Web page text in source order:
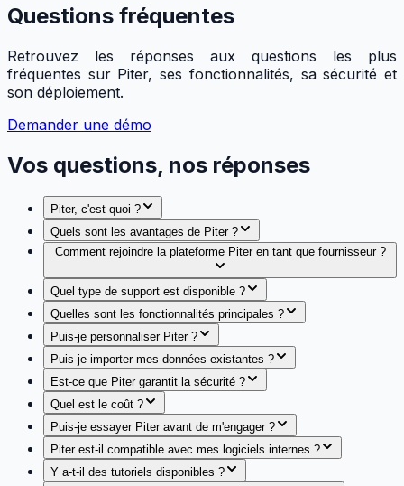
Questions fréquentes
Retrouvez les réponses aux questions les plus
fréquentes sur Piter, ses fonctionnalités, sa sécurité et
son déploiement.
Demander une démo
Vos questions, nos réponses
Piter, c'est quoi ?
Quels sont les avantages de Piter ?
Comment rejoindre la plateforme Piter en tant que fournisseur ?
Quel type de support est disponible ?
Quelles sont les fonctionnalités principales ?
Puis-je personnaliser Piter ?
Puis-je importer mes données existantes ?
Est-ce que Piter garantit la sécurité ?
Quel est le coût ?
Puis-je essayer Piter avant de m'engager ?
Piter est-il compatible avec mes logiciels internes ?
Y a-t-il des tutoriels disponibles ?